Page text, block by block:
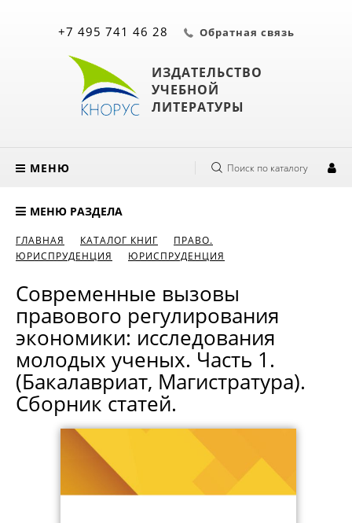
ИЗДАТЕЛЬСТВО
УЧЕБНОЙ
ЛИТЕРАТУРЫ
+7 495 741 46 28 Обратная связь
МЕНЮ Поиск по каталогу
МЕНЮ РАЗДЕЛА
ГЛАВНАЯ КАТАЛОГ КНИГ
ПРАВО.
ЮРИСПРУДЕНЦИЯ
ЮРИСПРУДЕНЦИЯ
Современные вызовы
правового регулирования
экономики: исследования
молодых ученых. Часть 1.
(Бакалавриат, Магистратура).
Сборник статей.